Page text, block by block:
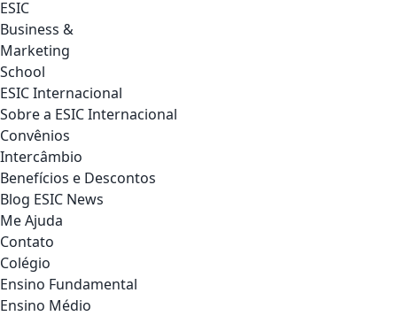
ESIC Internacional
Sobre a ESIC Internacional
Convênios
Intercâmbio
Benefícios e Descontos
Blog ESIC News
Me Ajuda
Contato
Colégio
Ensino Fundamental
Ensino Médio